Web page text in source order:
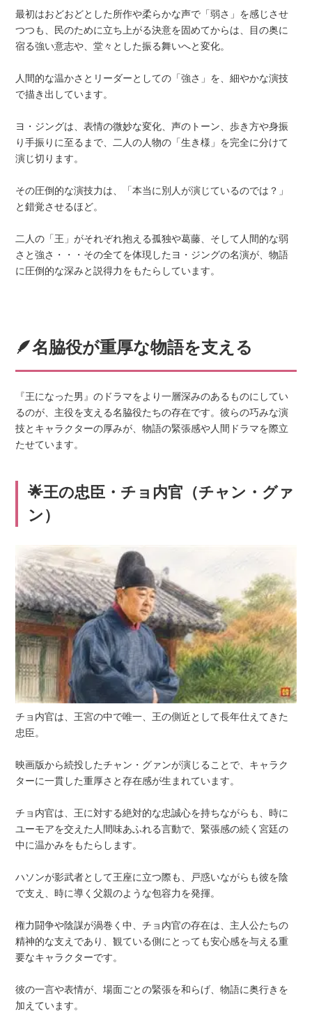
最初はおどおどとした所作や柔らかな声で「弱さ」を感じさせ
つつも、民のために立ち上がる決意を固めてからは、目の奥に
宿る強い意志や、堂々とした振る舞いへと変化。
人間的な温かさとリーダーとしての「強さ」を、細やかな演技
で描き出しています。
ヨ・ジングは、表情の微妙な変化、声のトーン、歩き方や身振
り手振りに至るまで、二人の人物の「生き様」を完全に分けて
演じ切ります。
その圧倒的な演技力は、「本当に別人が演じているのでは？」
と錯覚させるほど。
二人の「王」がそれぞれ抱える孤独や葛藤、そして人間的な弱
さと強さ・・・その全てを体現したヨ・ジングの名演が、物語
に圧倒的な深みと説得力をもたらしています。
🪶名脇役が重厚な物語を支える
『王になった男』のドラマをより一層深みのあるものにしてい
るのが、主役を支える名脇役たちの存在です。彼らの巧みな演
技とキャラクターの厚みが、物語の緊張感や人間ドラマを際立
たせています。
🌟王の忠臣・チョ内官（チャン・グァ
ン）
チョ内官は、王宮の中で唯一、王の側近として長年仕えてきた
忠臣。
映画版から続投したチャン・グァンが演じることで、キャラク
ターに一貫した重厚さと存在感が生まれています。
チョ内官は、王に対する絶対的な忠誠心を持ちながらも、時に
ユーモアを交えた人間味あふれる言動で、緊張感の続く宮廷の
中に温かみをもたらします。
ハソンが影武者として王座に立つ際も、戸惑いながらも彼を陰
で支え、時に導く父親のような包容力を発揮。
権力闘争や陰謀が渦巻く中、チョ内官の存在は、主人公たちの
精神的な支えであり、観ている側にとっても安心感を与える重
要なキャラクターです。
彼の一言や表情が、場面ごとの緊張を和らげ、物語に奥行きを
加えています。